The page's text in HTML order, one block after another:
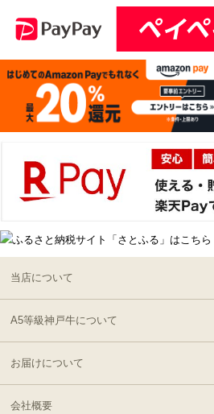
14
2026-
08-07
10:54:00
兵庫県
15
2026-
08-07
07:20:00
栃木県
22:23:00
17
21:40:00
熊本県
2026-
20
2026-
当店について
A5等級神戸牛について
お届けについて
会社概要